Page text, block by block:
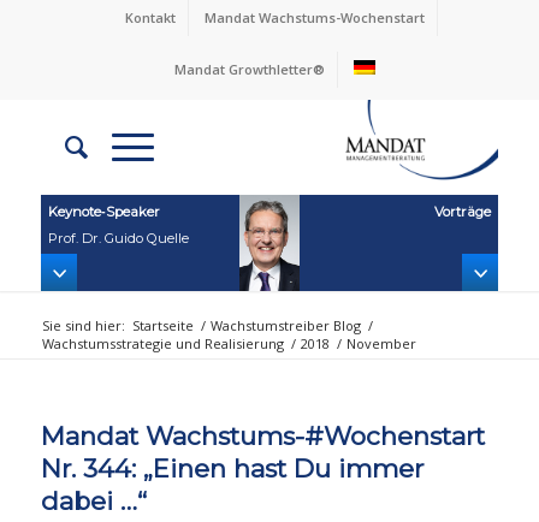
Kontakt Mandat Wachstums-Wochenstart
Mandat Growthletter®
Keynote‑Speaker
Prof. Dr. Guido Quelle
Vorträge
Sie sind hier: Startseite / Wachstumstreiber Blog /
Wachstumsstrategie und Realisierung / 2018 / November
Mandat Wachstums-#Wochenstart
Nr. 344: „Einen hast Du immer
dabei …“